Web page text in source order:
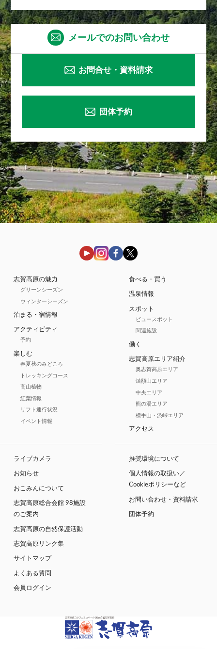
メールでのお問い合わせ
お問合せ・資料請求
団体予約
志賀高原の魅力
グリーンシーズン
ウィンターシーズン
泊まる・宿情報
アクティビティ
予約
楽しむ
春夏秋のみどころ
トレッキングコース
高山植物
紅葉情報
リフト運行状況
イベント情報
食べる・買う
温泉情報
スポット
ビュースポット
関連施設
働く
志賀高原エリア紹介
奥志賀高原エリア
焼額山エリア
中央エリア
熊の湯エリア
横手山・渋峠エリア
アクセス
ライブカメラ
お知らせ
おこみんについて
志賀高原総合会館 98施設
のご案内
志賀高原の自然保護活動
志賀高原リンク集
サイトマップ
よくある質問
会員ログイン
推奨環境について
個人情報の取扱い／
Cookieポリシーなど
お問い合わせ・資料請求
団体予約